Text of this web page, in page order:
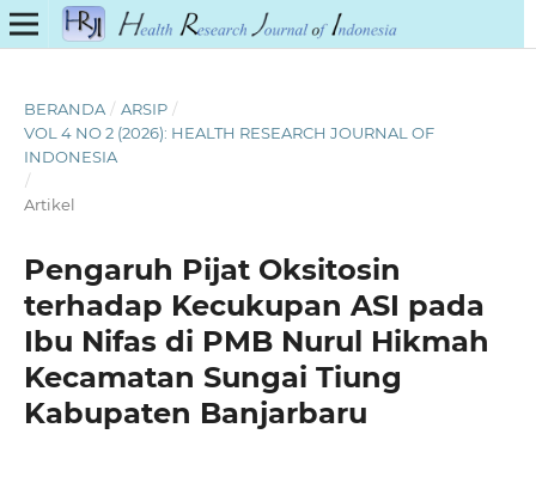
BERANDA / ARSIP /
VOL 4 NO 2 (2026): HEALTH RESEARCH JOURNAL OF
INDONESIA
/
Artikel
Pengaruh Pijat Oksitosin
terhadap Kecukupan ASI pada
Ibu Nifas di PMB Nurul Hikmah
Kecamatan Sungai Tiung
Kabupaten Banjarbaru